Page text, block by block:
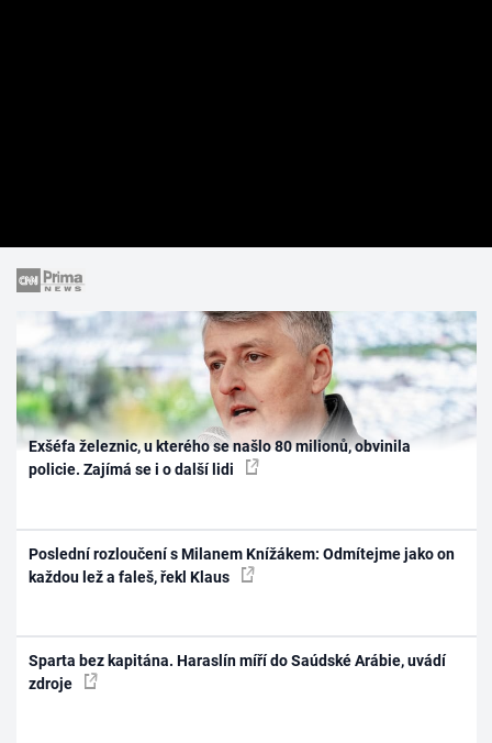
Exšéfa železnic, u kterého se našlo 80 milionů, obvinila
policie. Zajímá se i o další lidi
Poslední rozloučení s Milanem Knížákem: Odmítejme jako on
každou lež a faleš, řekl Klaus
Sparta bez kapitána. Haraslín míří do Saúdské Arábie, uvádí
zdroje